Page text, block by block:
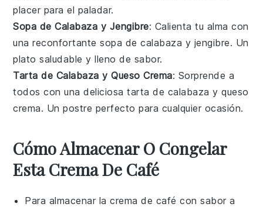
placer para el paladar.
Sopa de Calabaza y Jengibre: Calienta tu alma con
una reconfortantesopa decalabaza y jengibre. Un
plato saludable y lleno de sabor.
Tarta de Calabaza y Queso Crema: Sorprende a
todos con una deliciosatarta de calabaza yqueso
crema. Un postre perfecto para cualquier ocasión.
Cómo Almacenar O Congelar
Esta Crema De Café
Para almacenar lacrema de café con sabor a